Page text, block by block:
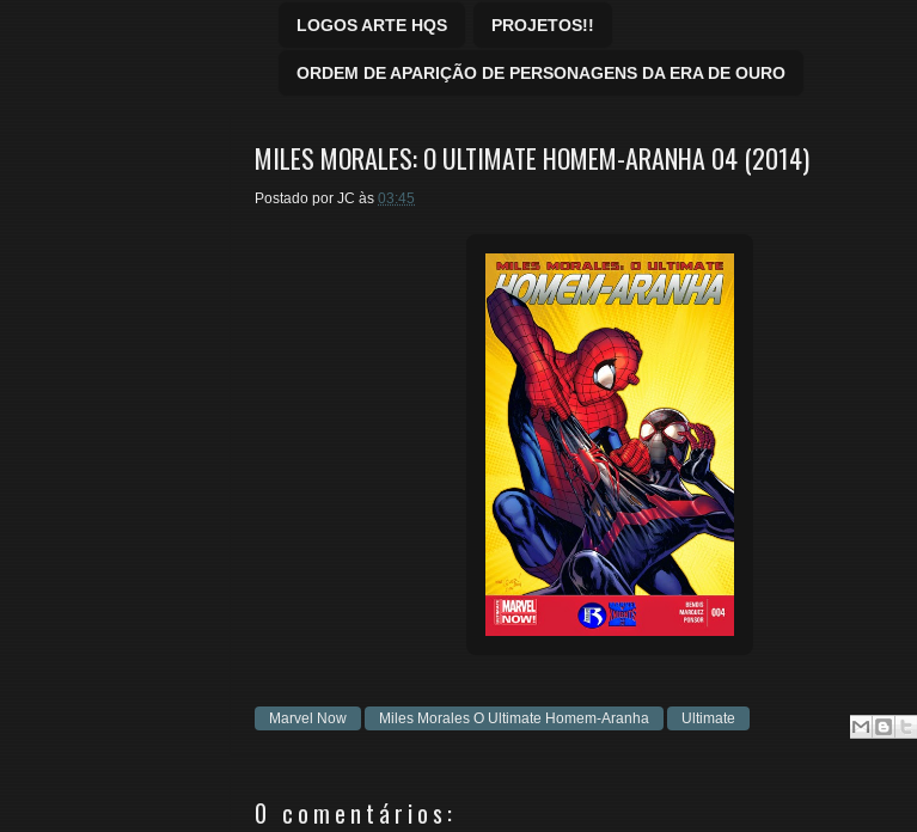
LOGOS ARTE HQS PROJETOS!!
ORDEM DE APARIÇÃO DE PERSONAGENS DA ERA DE OURO
MILES MORALES: O ULTIMATE HOMEM-ARANHA 04 (2014)
Postado por JC às 03:45
Marvel Now Miles Morales O Ultimate Homem-Aranha Ultimate
0 comentários: